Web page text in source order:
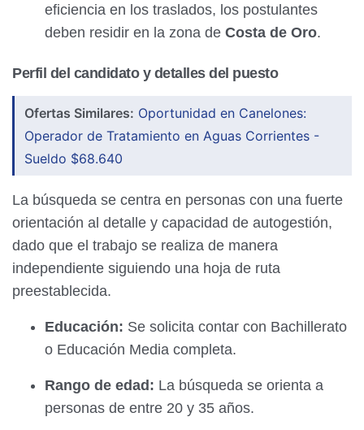
eficiencia en los traslados, los postulantes
deben residir en la zona de Costa de Oro.
Perfil del candidato y detalles del puesto
Ofertas Similares: Oportunidad en Canelones:
Operador de Tratamiento en Aguas Corrientes -
Sueldo $68.640
La búsqueda se centra en personas con una fuerte
orientación al detalle y capacidad de autogestión,
dado que el trabajo se realiza de manera
independiente siguiendo una hoja de ruta
preestablecida.
Educación: Se solicita contar con Bachillerato
o Educación Media completa.
Rango de edad: La búsqueda se orienta a
personas de entre 20 y 35 años.